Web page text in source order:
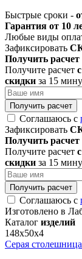
Быстрые сроки -
Гарантия от 10
Любые виды
Зафиксировать
Получить расчет
Получите расчет
скидки за 15
Получить расчет
Соглашаюсь с
Зафиксировать
Получить расчет
Получите расчет
скидки за 15
Получить расчет
Соглашаюсь с
Изготовлено в
Каталог изделий
148х50х4
Серая